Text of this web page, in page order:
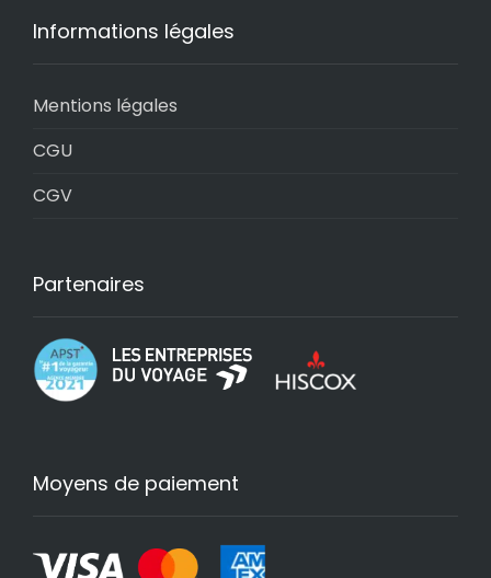
Informations légales
Mentions légales
CGU
CGV
Partenaires
Moyens de paiement